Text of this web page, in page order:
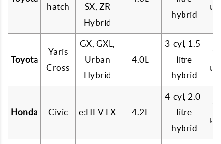
hatch
SX, ZR
Hybrid
hybrid
เ
Toyota
Yaris
Cross
GX, GXL,
Urban
Hybrid
4.0L
3-cyl, 1.5-
litre
hybrid
น้
เ
Honda Civic e:HEV LX 4.2L
4-cyl, 2.0-
litre
hybrid
น้
เ